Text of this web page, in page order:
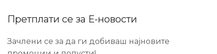
Претплати се за Е-новости
Зачлени се за да ги добиваш најновите